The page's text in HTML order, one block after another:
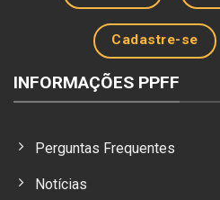
Cadastre-se
INFORMAÇÕES PPFF
Perguntas Frequentes
Notícias